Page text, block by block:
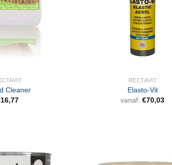
Cleaner
16,77
RECTAVIT
Elasto-Vit
vanaf:€70,03